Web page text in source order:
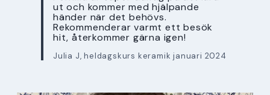
ut och kommer med hjälpande
händer när det behövs.
Rekommenderar varmt ett besök
hit, återkommer gärna igen!
Julia J, heldagskurs keramik januari 2024